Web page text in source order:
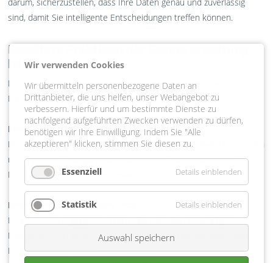
sind, damit Sie intelligente Entscheidungen treffen können.
Bewährte Praktiken der Datenverwaltung
beherrschen
Befolgen Sie diese einfachen Praktiken für eine effektive
Datenverwaltung:
Fangen Sie klein an
Beginnen Sie mit einem überschaubaren Arbeitsaufwand, um einen
reibungslosen Übergang zu gewährleisten, während Sie Ihre
Bemühungen schrittweise ausweiten.
Bilden Sie ein engagiertes Team
Bilden Sie ein engagiertes Team, das über die notwendigen
Fähigkeiten und Ressourcen verfügt, um Ihr Datenverwaltungs-
Programm umzusetzen.
Wir verwenden Cookies
Wir übermitteln personenbezogene Daten an
Drittanbieter, die uns helfen, unser Webangebot zu
verbessern. Hierfür und um bestimmte Dienste zu
nachfolgend aufgeführten Zwecken verwenden zu dürfen,
benötigen wir Ihre Einwilligung. Indem Sie "Alle
akzeptieren" klicken, stimmen Sie diesen zu.
Essenziell Details einblenden
Statistik Details einblenden
Auswahl speichern